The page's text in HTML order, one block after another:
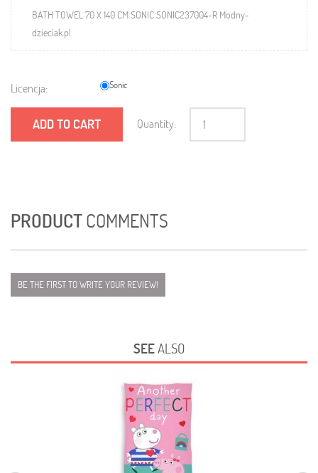
BATH TOWEL 70 X 140 CM SONIC SONIC237004-R Modny-
dzieciak.pl
Licencja: Sonic
ADD TO CART Quantity:
PRODUCTCOMMENTS
BE THE FIRST TO WRITE YOUR REVIEW!
SEEALSO